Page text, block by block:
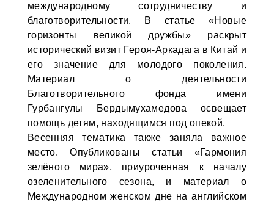
международному сотрудничеству и
благотворительности. В статье «Новые
горизонты великой дружбы» раскрыт
исторический визит Героя-Аркадага в Китай и
его значение для молодого поколения.
Материал о деятельности
Благотворительного фонда имени
Гурбангулы Бердымухамедова освещает
помощь детям, находящимся под опекой.
Весенняя тематика также заняла важное
место. Опубликованы статьи «Гармония
зелёного мира», приуроченная к началу
озеленительного сезона, и материал о
Международном женском дне на английском